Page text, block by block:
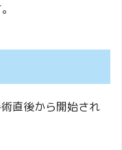
直後から開始され